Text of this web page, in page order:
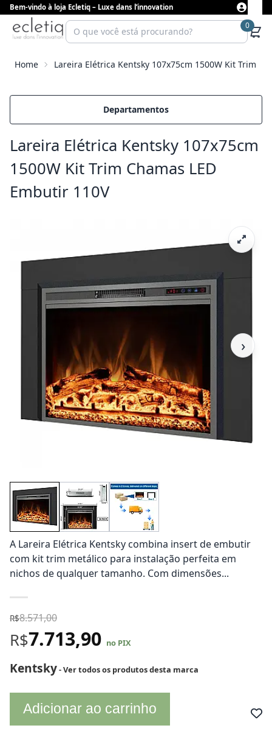
Bem-vindo à loja Ecletiq – Luxe dans l’innovation
0
Home Lareira Elétrica Kentsky 107x75cm 1500W Kit Trim
Departamentos
Lareira Elétrica Kentsky 107x75cm
1500W Kit Trim Chamas LED
Embutir 110V
›
A Lareira Elétrica Kentsky combina insert de embutir
com kit trim metálico para instalação perfeita em
nichos de qualquer tamanho. Com dimensões...
R$8.571,00
R$7.713,90 no PIX
Kentsky- Ver todos os produtos desta marca
Adicionar ao carrinho